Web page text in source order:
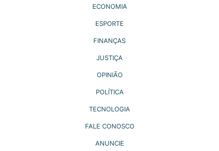
ECONOMIA
ESPORTE
FINANÇAS
JUSTIÇA
OPINIÃO
POLÍTICA
TECNOLOGIA
FALE CONOSCO
ANUNCIE